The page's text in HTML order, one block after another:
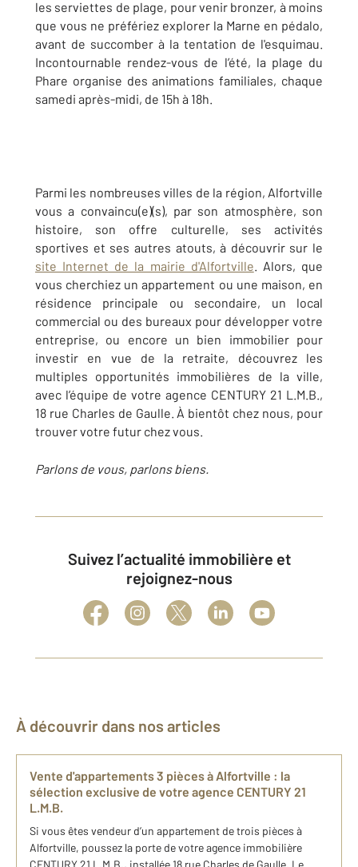
les serviettes de plage, pour venir bronzer, à moins
que vous ne préfériez explorer la Marne en pédalo,
avant de succomber à la tentation de l'esquimau.
Incontournable rendez-vous de l’été, la plage du
Phare organise des animations familiales, chaque
samedi après-midi, de 15h à 18h.
Parmi les nombreuses villes de la région, Alfortville
vous a convaincu(e)(s), par son atmosphère, son
histoire, son offre culturelle, ses activités
sportives et ses autres atouts, à découvrir sur le
site Internet de la mairie d'Alfortville. Alors, que
vous cherchiez un appartement ou une maison, en
résidence principale ou secondaire, un local
commercial ou des bureaux pour développer votre
entreprise, ou encore un bien immobilier pour
investir en vue de la retraite, découvrez les
multiples opportunités immobilières de la ville,
avec l’équipe de votre agence CENTURY 21 L.M.B.,
18 rue Charles de Gaulle. À bientôt chez nous, pour
trouver votre futur chez vous.
Parlons de vous, parlons biens.
Suivez l’actualité immobilière et
rejoignez-nous
À découvrir dans nos articles
​Vente d'appartements 3 pièces ​à Alfortville​ : la
sélection exclusive de​ votre agence C​ENTURY 21
L.M.B.
Si vous êtes vendeur d’un appartement de trois pièces à
Alfortville, poussez la porte de votre agence immobilière
CENTURY 21 L.M.B., installée 18 rue Charles de Gaulle. Le